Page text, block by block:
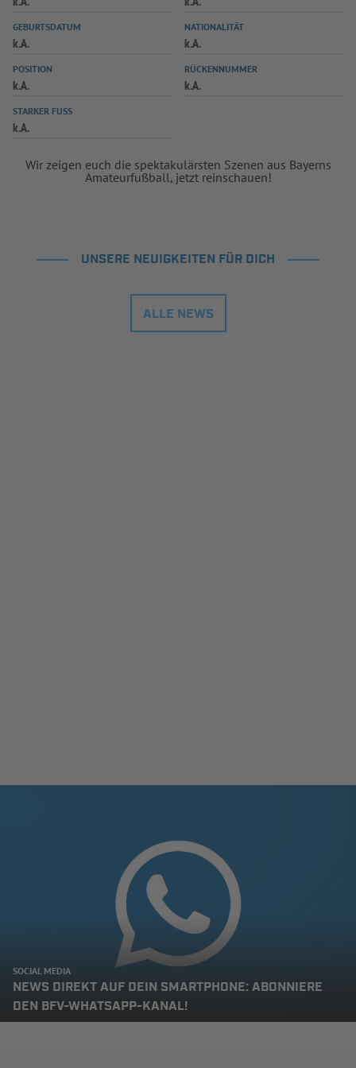
SPIELPLUS
GEBURTSDATUM
k.A.
NATIONALITÄT
k.A.
POSITION
k.A.
RÜCKENNUMMER
k.A.
STARKER FUSS
k.A.
Wir zeigen euch die spektakulärsten Szenen aus Bayerns
Amateurfußball, jetzt reinschauen!
UNSERE NEUIGKEITEN FÜR DICH
ALLE NEWS
SOCIAL MEDIA
NEWS DIREKT AUF DEIN SMARTPHONE: ABONNIERE
DEN BFV-WHATSAPP-KANAL!